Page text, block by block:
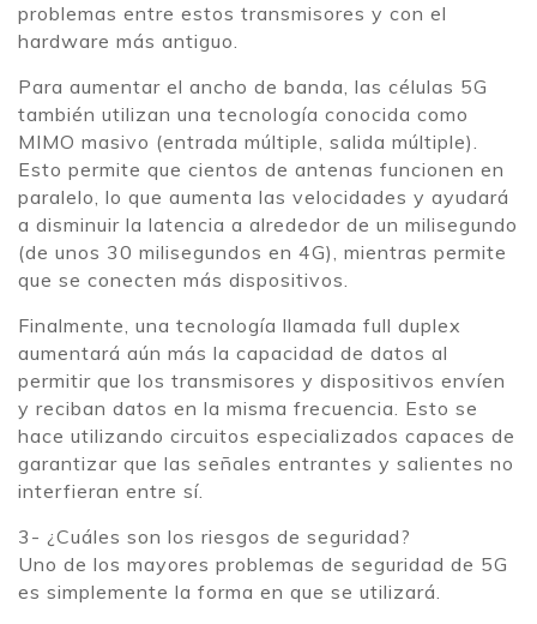
problemas entre estos transmisores y con el
hardware más antiguo.
Para aumentar el ancho de banda, las células 5G
también utilizan una tecnología conocida como
MIMO masivo (entrada múltiple, salida múltiple).
Esto permite que cientos de antenas funcionen en
paralelo, lo que aumenta las velocidades y ayudará
a disminuir la latencia a alrededor de un milisegundo
(de unos 30 milisegundos en 4G), mientras permite
que se conecten más dispositivos.
Finalmente, una tecnología llamada full duplex
aumentará aún más la capacidad de datos al
permitir que los transmisores y dispositivos envíen
y reciban datos en la misma frecuencia. Esto se
hace utilizando circuitos especializados capaces de
garantizar que las señales entrantes y salientes no
interfieran entre sí.
3- ¿Cuáles son los riesgos de seguridad?
Uno de los mayores problemas de seguridad de 5G
es simplemente la forma en que se utilizará.